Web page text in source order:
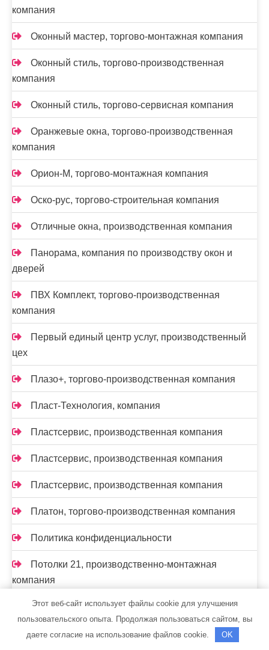
компания
Оконный мастер, торгово-монтажная компания
Оконный стиль, торгово-производственная
компания
Оконный стиль, торгово-сервисная компания
Оранжевые окна, торгово-производственная
компания
Орион-М, торгово-монтажная компания
Оско-рус, торгово-строительная компания
Отличные окна, производственная компания
Панорама, компания по производству окон и
дверей
ПВХ Комплект, торгово-производственная
компания
Первый единый центр услуг, производственный
цех
Плазо+, торгово-производственная компания
Пласт-Технология, компания
Пластсервис, производственная компания
Пластсервис, производственная компания
Пластсервис, производственная компания
Платон, торгово-производственная компания
Политика конфиденциальности
Потолки 21, производственно-монтажная
компания
Прогресспласт, торгово-монтажная компания
Производственно-ремонтная компания,
Этот веб-сайт использует файлы cookie для улучшения
пользовательского опыта. Продолжая пользоваться сайтом, вы
даете согласие на использование файлов cookie.
OK